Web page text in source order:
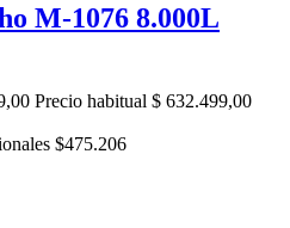
M-1076 8.000L
Precio habitual $ 632.499,00
$475.206